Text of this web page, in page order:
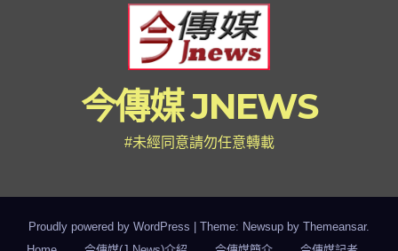
今傳媒 JNEWS
#未經同意請勿任意轉載
Proudly powered by WordPress Theme: Newsup by Themeansar.